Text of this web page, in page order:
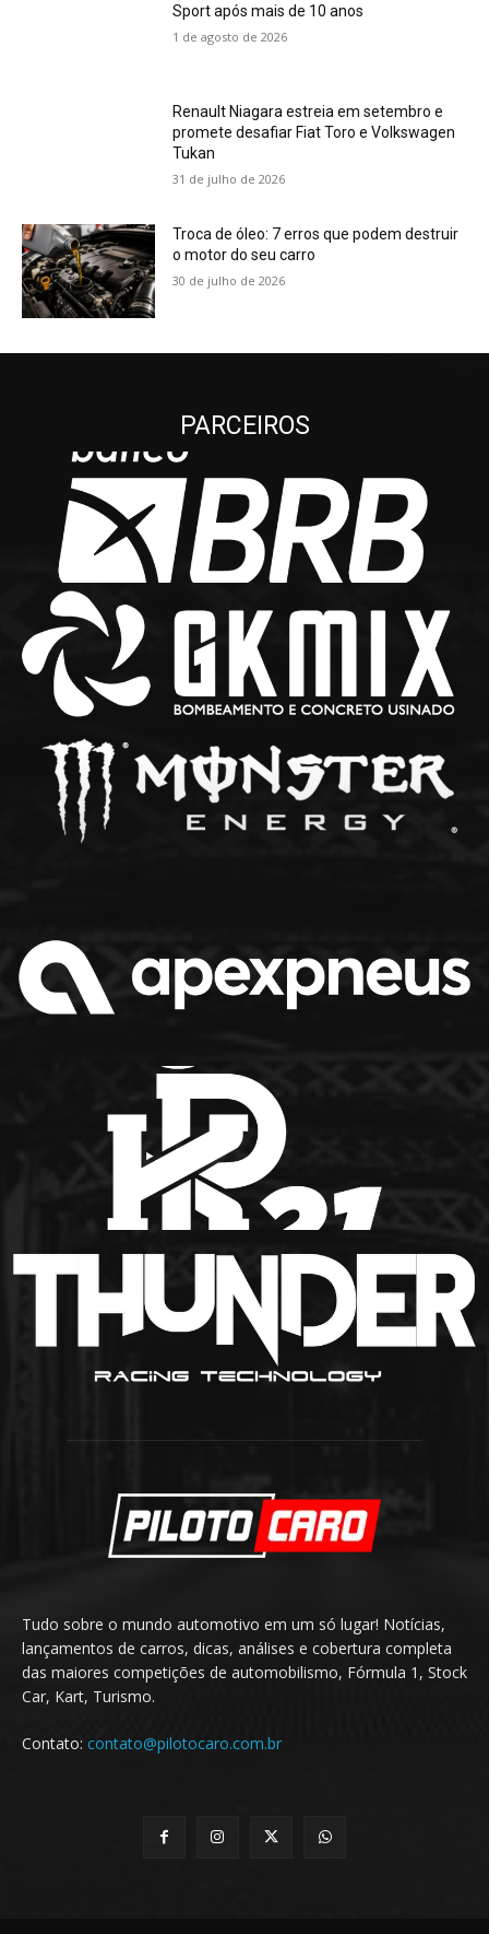
Sport após mais de 10 anos
1 de agosto de 2026
Renault Niagara estreia em setembro e
promete desafiar Fiat Toro e Volkswagen
Tukan
31 de julho de 2026
Troca de óleo: 7 erros que podem destruir
o motor do seu carro
30 de julho de 2026
PARCEIROS
Tudo sobre o mundo automotivo em um só lugar! Notícias,
lançamentos de carros, dicas, análises e cobertura completa
das maiores competições de automobilismo, Fórmula 1, Stock
Car, Kart, Turismo.
Contato: contato@pilotocaro.com.br